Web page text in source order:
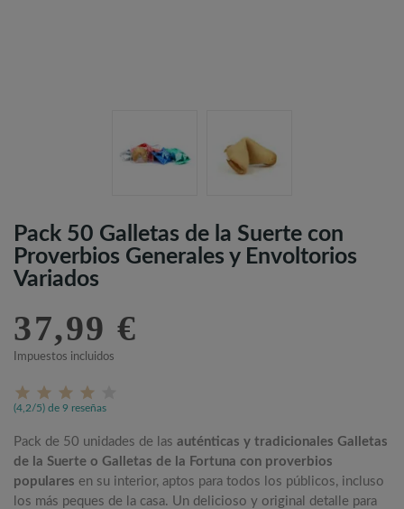
Pack 50 Galletas de la Suerte con
Proverbios Generales y Envoltorios
Variados
37,99 €
Impuestos incluidos
(4,2/5) de 9 reseñas
Pack de 50 unidades de las auténticas y tradicionales Galletas
de la Suerte o Galletas de la Fortuna con proverbios
populares en su interior, aptos para todos los públicos, incluso
los más peques de la casa. Un delicioso y original detalle para